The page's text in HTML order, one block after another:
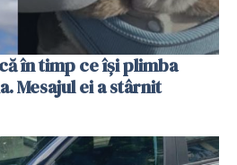
în timp ce își plimba
Mesajul ei a stârnit